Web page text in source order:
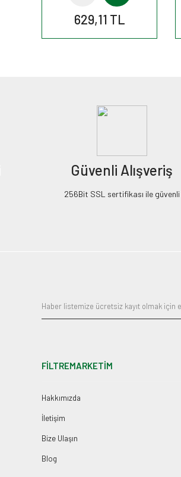
629,11 TL
Güvenli Alışveriş
256Bit SSL sertifikası ile güvenli
FİLTREMARKETİM
Hakkımızda
İletişim
Bize Ulaşın
Blog